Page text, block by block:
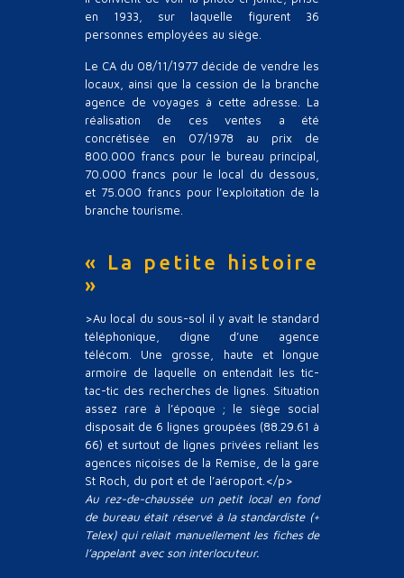
en 1933, sur laquelle figurent 36
personnes employées au siège.
Le CA du 08/11/1977 décide de vendre les
locaux, ainsi que la cession de la branche
agence de voyages à cette adresse. La
réalisation de ces ventes a été
concrétisée en 07/1978 au prix de
800.000 francs pour le bureau principal,
70.000 francs pour le local du dessous,
et 75.000 francs pour l’exploitation de la
branche tourisme.
« La petite histoire
»
>Au local du sous-sol il y avait le standard
téléphonique, digne d’une agence
télécom. Une grosse, haute et longue
armoire de laquelle on entendait les tic-
tac-tic des recherches de lignes. Situation
assez rare à l’époque ; le siège social
disposait de 6 lignes groupées (88.29.61 à
66) et surtout de lignes privées reliant les
agences niçoises de la Remise, de la gare
St Roch, du port et de l’aéroport.</p>
Au rez-de-chaussée un petit local en fond
de bureau était réservé à la standardiste (+
Telex) qui reliait manuellement les fiches de
l’appelant avec son interlocuteur.